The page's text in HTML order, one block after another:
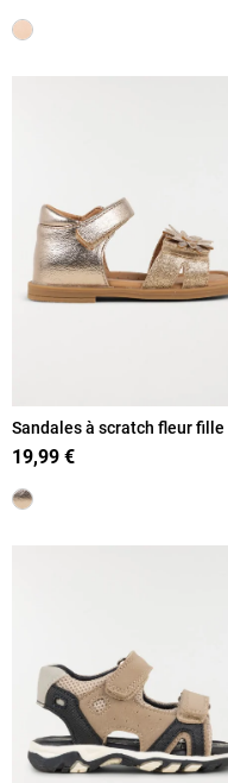
Sandales à scratch fleur fille
23)
19,99 €